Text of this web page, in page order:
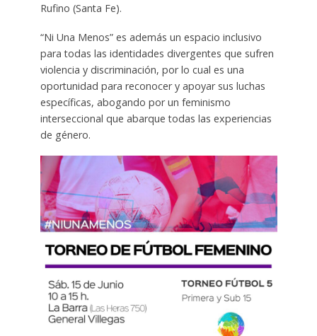
Rufino (Santa Fe).
“Ni Una Menos” es además un espacio inclusivo
para todas las identidades divergentes que sufren
violencia y discriminación, por lo cual es una
oportunidad para reconocer y apoyar sus luchas
específicas, abogando por un feminismo
interseccional que abarque todas las experiencias
de género.